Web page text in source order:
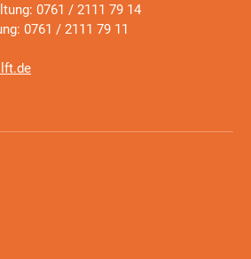
0761 / 2111 79 14
0761 / 2111 79 11